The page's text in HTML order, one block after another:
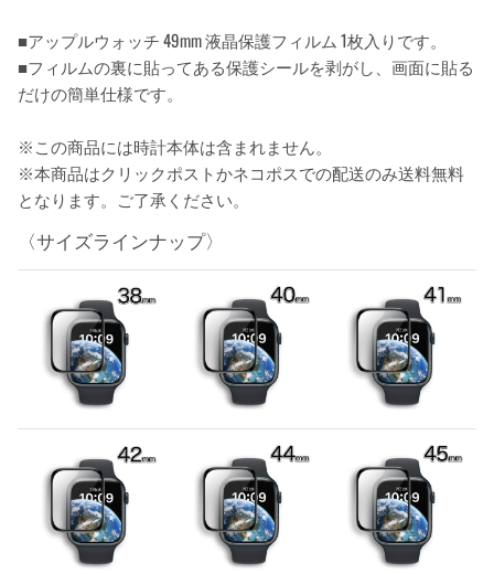
■アップルウォッチ 49mm 液晶保護フィルム 1枚入りです。
■フィルムの裏に貼ってある保護シールを剥がし、画面に貼る
だけの簡単仕様です。
※この商品には時計本体は含まれません。
※本商品はクリックポストかネコポスでの配送のみ送料無料
となります。ご了承ください。
〈サイズラインナップ〉